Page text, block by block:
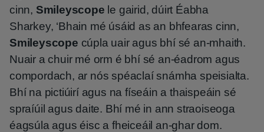
cinn, Smileyscope le gairid, dúirt Éabha
Sharkey, ‘Bhain mé úsáid as an bhfearas cinn,
Smileyscope cúpla uair agus bhí sé an-mhaith.
Nuair a chuir mé orm é bhí sé an-éadrom agus
compordach, ar nós spéaclaí snámha speisialta.
Bhí na pictiúirí agus na físeáin a thaispeáin sé
spraíúil agus daite. Bhí mé in ann straoiseoga
éagsúla agus éisc a fheiceáil an-ghar dom.